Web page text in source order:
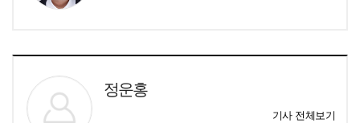
정운홍
기사 전체보기